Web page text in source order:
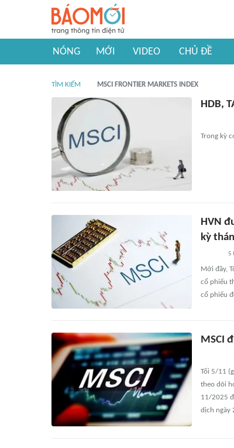
NÓNG MỚI VIDEO CHỦ ĐỀ
TÌM KIẾM MSCI FRONTIER MARKETS INDEX
HDB,
Trong kỳ
HVN
kỳ
5
Mới đây,
cổ phiếu
cổ phiếu
MSCI
Tối 5/11
theo dõi
11/2025
dịch ngày